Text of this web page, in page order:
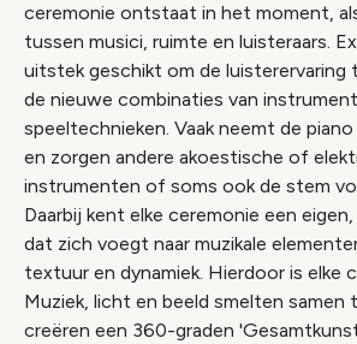
ceremonie ontstaat in het moment,
tussen musici, ruimte en luisteraars.
uitstek geschikt om de luisterervaring
de nieuwe combinaties van
speeltechnieken. Vaak neemt de
en zorgen andere akoestische of
instrumenten of soms ook de stem
Daarbij kent elke ceremonie een
dat zich voegt naar muzikale
textuur en dynamiek. Hierdoor is elke
Muziek, licht en beeld smelten samen
creëren een 360-graden